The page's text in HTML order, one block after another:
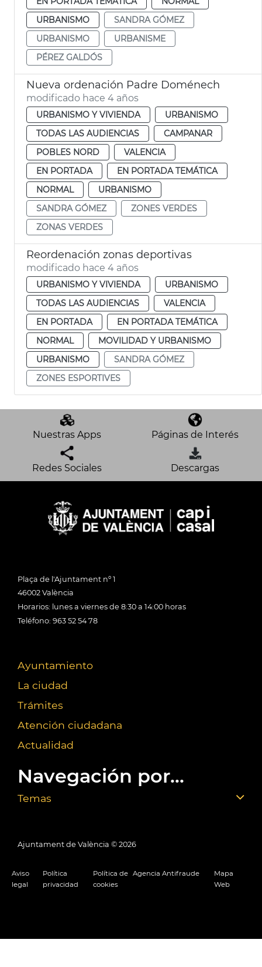
URBANISMO
SANDRA GÓMEZ
URBANISMO
URBANISME
PÉREZ GALDÓS
Nueva ordenación Padre Doménech
modificado hace 4 años
URBANISMO Y VIVIENDA
URBANISMO
TODAS LAS AUDIENCIAS
CAMPANAR
POBLES NORD
VALENCIA
EN PORTADA
EN PORTADA TEMÁTICA
NORMAL
URBANISMO
SANDRA GÓMEZ
ZONES VERDES
ZONAS VERDES
Reordenación zonas deportivas
modificado hace 4 años
URBANISMO Y VIVIENDA
URBANISMO
TODAS LAS AUDIENCIAS
VALENCIA
EN PORTADA
EN PORTADA TEMÁTICA
NORMAL
MOVILIDAD Y URBANISMO
URBANISMO
SANDRA GÓMEZ
ZONES ESPORTIVES
Nuestras Apps Páginas de Interés
Redes Sociales Descargas
Plaça de l'Ajuntament nº 1
46002 València
Horarios: lunes a viernes de 8:30 a 14:00 horas
Teléfono: 963 52 54 78
Ayuntamiento
La ciudad
Trámites
Atención ciudadana
Actualidad
Navegación por...
Temas
Ajuntament de València © 2026
Aviso
legal
Política
privacidad
Política de
cookies
Agencia Antifraude
Mapa
Web